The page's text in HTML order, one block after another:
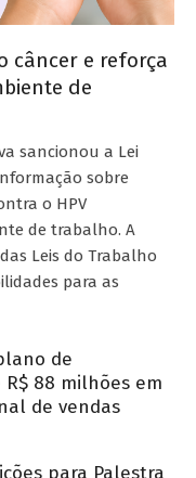
câncer e reforça
de
sancionou a Lei
sobre
o HPV
de trabalho. A
Leis do Trabalho
para as
de
88 milhões em
de vendas